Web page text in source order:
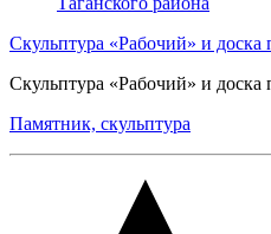
Скульптура «Рабочий» и доска
Скульптура «Рабочий» и доска
Памятник, скульптура